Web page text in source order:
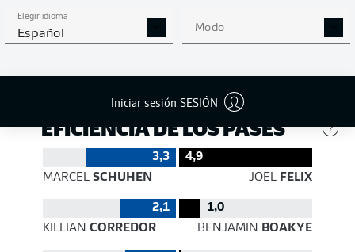
Elegir idioma
Español Modo
Iniciar sesión SESIÓN
(%)
487 410
EFICIENCIA DE LOS PASES
3,3
4,9
MARCEL SCHUHEN JOELFELIX
2,1
1,0
KILLIAN CORREDOR BENJAMIN BOAKYE